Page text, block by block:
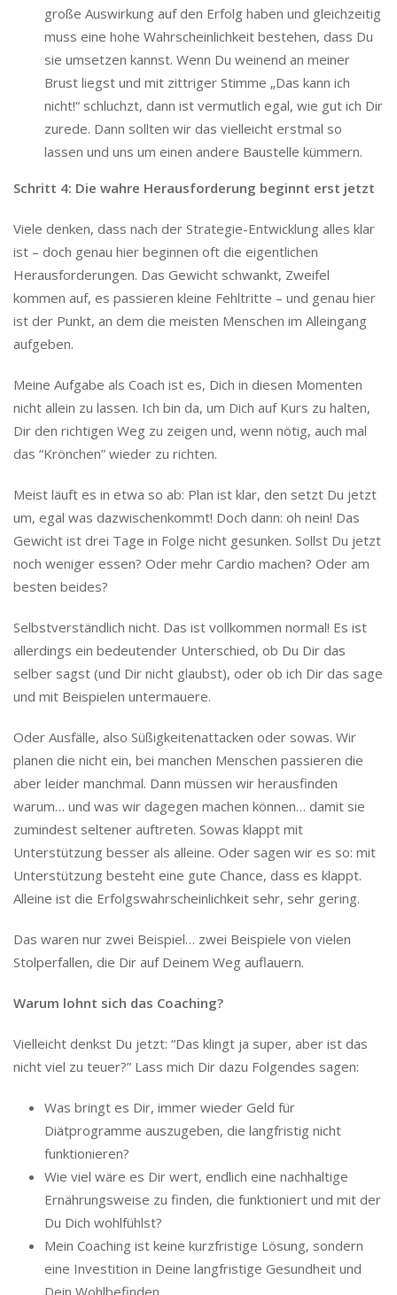
große Auswirkung auf den Erfolg haben und gleichzeitig
muss eine hohe Wahrscheinlichkeit bestehen, dass Du
sie umsetzen kannst. Wenn Du weinend an meiner
Brust liegst und mit zittriger Stimme „Das kann ich
nicht!“ schluchzt, dann ist vermutlich egal, wie gut ich Dir
zurede. Dann sollten wir das vielleicht erstmal so
lassen und uns um einen andere Baustelle kümmern.
Schritt 4: Die wahre Herausforderung beginnt erst jetzt
Viele denken, dass nach der Strategie-Entwicklung alles klar
ist – doch genau hier beginnen oft die eigentlichen
Herausforderungen. Das Gewicht schwankt, Zweifel
kommen auf, es passieren kleine Fehltritte – und genau hier
ist der Punkt, an dem die meisten Menschen im Alleingang
aufgeben.
Meine Aufgabe als Coach ist es, Dich in diesen Momenten
nicht allein zu lassen. Ich bin da, um Dich auf Kurs zu halten,
Dir den richtigen Weg zu zeigen und, wenn nötig, auch mal
das “Krönchen” wieder zu richten.
Meist läuft es in etwa so ab: Plan ist klar, den setzt Du jetzt
um, egal was dazwischenkommt! Doch dann: oh nein! Das
Gewicht ist drei Tage in Folge nicht gesunken. Sollst Du jetzt
noch weniger essen? Oder mehr Cardio machen? Oder am
besten beides?
Selbstverständlich nicht. Das ist vollkommen normal! Es ist
allerdings ein bedeutender Unterschied, ob Du Dir das
selber sagst (und Dir nicht glaubst), oder ob ich Dir das sage
und mit Beispielen untermauere.
Oder Ausfälle, also Süßigkeitenattacken oder sowas. Wir
planen die nicht ein, bei manchen Menschen passieren die
aber leider manchmal. Dann müssen wir herausfinden
warum… und was wir dagegen machen können… damit sie
zumindest seltener auftreten. Sowas klappt mit
Unterstützung besser als alleine. Oder sagen wir es so: mit
Unterstützung besteht eine gute Chance, dass es klappt.
Alleine ist die Erfolgswahrscheinlichkeit sehr, sehr gering.
Das waren nur zwei Beispiel… zwei Beispiele von vielen
Stolperfallen, die Dir auf Deinem Weg auflauern.
Warum lohnt sich das Coaching?
Vielleicht denkst Du jetzt: “Das klingt ja super, aber ist das
nicht viel zu teuer?” Lass mich Dir dazu Folgendes sagen:
Was bringt es Dir, immer wieder Geld für
Diätprogramme auszugeben, die langfristig nicht
funktionieren?
Wie viel wäre es Dir wert, endlich eine nachhaltige
Ernährungsweise zu finden, die funktioniert und mit der
Du Dich wohlfühlst?
Mein Coaching ist keine kurzfristige Lösung, sondern
eine Investition in Deine langfristige Gesundheit und
Dein Wohlbefinden.